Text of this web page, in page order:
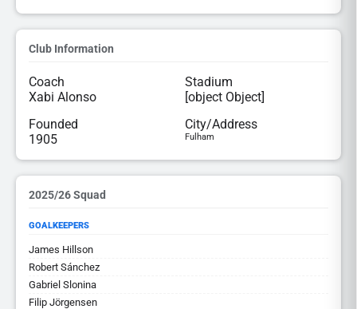
Club Information
Coach
Xabi Alonso
Stadium
[object Object]
Founded
1905
City/Address
Fulham
2025/26 Squad
GOALKEEPERS
James Hillson
Robert Sánchez
Gabriel Slonina
Filip Jörgensen